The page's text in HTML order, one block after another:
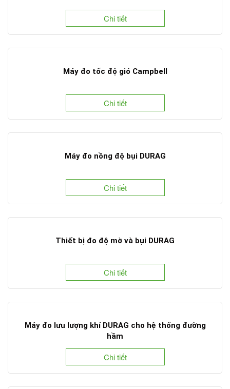
Chi tiết
Máy đo tốc độ gió Campbell
Chi tiết
Máy đo nồng độ bụi DURAG
Chi tiết
Thiết bị đo độ mờ và bụi DURAG
Chi tiết
Máy đo lưu lượng khí DURAG cho hệ thống đường
hầm
Chi tiết